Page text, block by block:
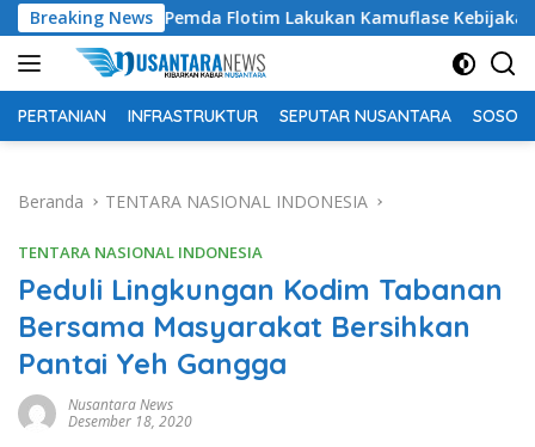
Langsung
ke
konten
Breaking News
Pemda Flotim Lakukan Kamuflase Kebijakan Politik
PERTANIAN INFRASTRUKTUR SEPUTAR NUSANTARA SOSOK
Beranda TENTARA NASIONAL INDONESIA
TENTARA NASIONAL INDONESIA
Peduli Lingkungan Kodim Tabanan
Bersama Masyarakat Bersihkan
Pantai Yeh Gangga
Nusantara News
Desember 18, 2020